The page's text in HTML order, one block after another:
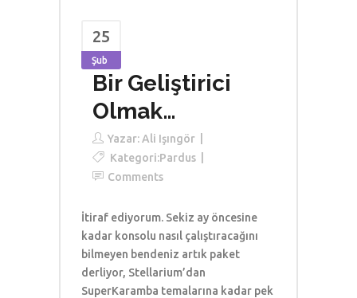
25
Şub
Bir Geliştirici
Olmak…
Yazar:Ali Işıngör
Kategori:Pardus
Comments
İtiraf ediyorum. Sekiz ay öncesine
kadar konsolu nasıl çalıştıracağını
bilmeyen bendeniz artık paket
derliyor, Stellarium’dan
SuperKaramba temalarına kadar pek